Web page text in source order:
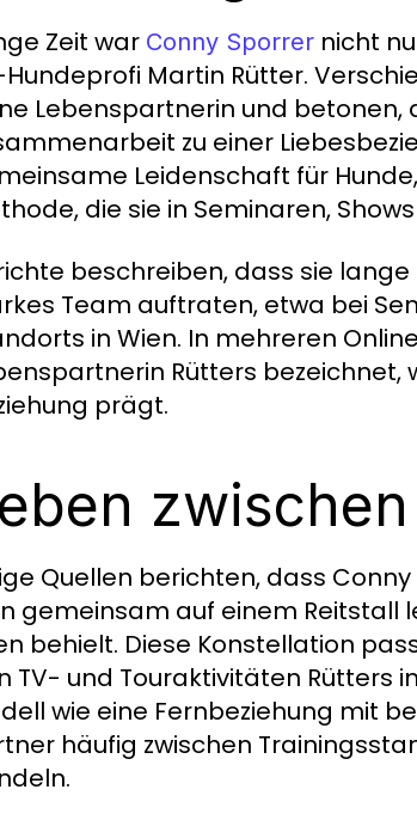
Zeit war Conny Sporrer nicht
Hundeprofi Martin Rütter.
Lebenspartnerin und
zu einer
Leidenschaft für
die sie in Seminaren,
beschreiben, dass sie
Team auftraten, etwa bei
in Wien. In mehreren
Rütters
prägt.
Quellen berichten, dass
gemeinsam auf einem Reitstall
behielt. Diese Konstellation
TV- und Touraktivitäten Rütters
wie eine Fernbeziehung mit
häufig zwischen